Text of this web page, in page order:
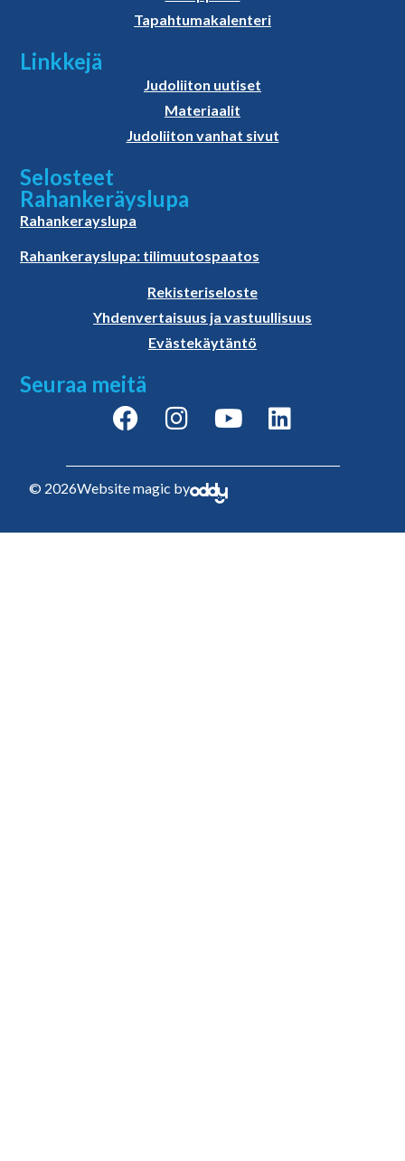
Tapahtumakalenteri
Linkkejä
Judoliiton uutiset
Materiaalit
Judoliiton vanhat sivut
Selosteet
Rahankeräyslupa
Rahankerayslupa
Rahankerayslupa: tilimuutospaatos
Rekisteriseloste
Yhdenvertaisuus ja vastuullisuus
Evästekäytäntö
Seuraa meitä
© 2026Website magic by